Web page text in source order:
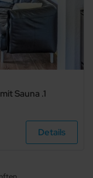
Sauna .1
Details